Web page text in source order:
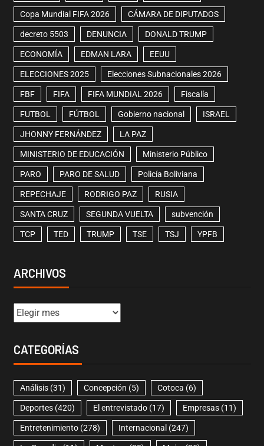
Copa Mundial FIFA 2026 CÁMARA DE DIPUTADOS
decreto 5503 DENUNCIA DONALD TRUMP
ECONOMÍA EDMAN LARA EEUU
ELECCIONES 2025 Elecciones Subnacionales 2026
FBF FIFA FIFA MUNDIAL 2026 Fiscalía
FUTBOL FÚTBOL Gobierno nacional ISRAEL
JHONNY FERNÁNDEZ LA PAZ
MINISTERIO DE EDUCACIÓN Ministerio Público
PARO PARO DE SALUD Policía Boliviana
REPECHAJE RODRIGO PAZ RUSIA
SANTA CRUZ SEGUNDA VUELTA subvención
TCP TED TRUMP TSE TSJ YPFB
ARCHIVOS
CATEGORÍAS
Análisis(31) Concepción (5) Cotoca (6)
Deportes(420) El entrevistado(17) Empresas(11)
Entretenimiento(278) Internacional (247)